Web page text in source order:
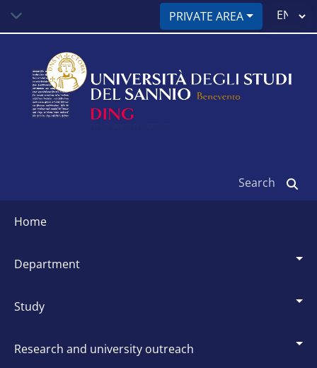
main
PRIVATE AREA
Select
dipartimentali
home
department
study
research and university outreach